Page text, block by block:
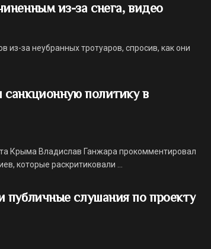
из-за снега, видео
из-за неубранных тротуаров, спросив, как они
политику в
Крыма Владислав Ганжара прокомментировал
которые раскритиковали ...
слушания по проекту